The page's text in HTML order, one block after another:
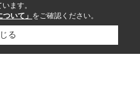
ます。
いて」 をご確認ください。
る